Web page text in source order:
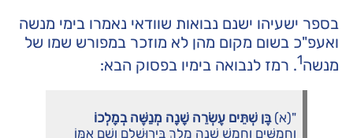
בספר ישעיהו ישנם נבואות שוודאי נאמרו בימי מנשה
ואעפ"כ בשום מקום מהן לא מוזכר במפורש שמו של
מנשה1. רמז לנבואה בימיו בפסוק הבא:
"(א)בֶּן שְׁתֵּים עֶשְׂרֵה שָׁנָה מְנַשֶּׁה בְמָלְכוֹ
וַחֲמִשִּׁים וְחָמֵשׁ שָׁנָה מָלַךְ בִּירוּשָׁלִָם וְשֵׁם אִמּוֹ